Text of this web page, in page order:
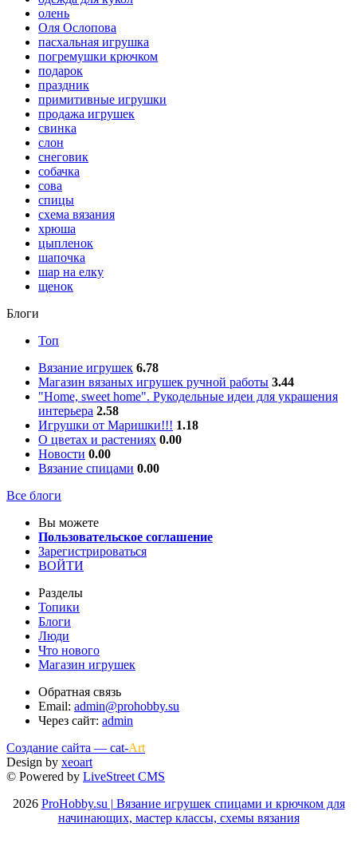
олень
Оля Ослопова
пасхальная игрушка
погремушки крючком
подарок
праздник
примитивные игрушки
продажа игрушек
свинка
слон
снеговик
собачка
сова
спицы
схема вязания
хрюша
цыпленок
шапочка
шар на елку
щенок
Блоги
Топ
Вязание игрушек 6.78
Магазин вязаных игрушек ручной работы 3.44
"Home, sweet home". Рукодельные идеи для украшения
интерьера 2.58
Игрушки от Маришки!!! 1.18
О цветах и растениях 0.00
Новости 0.00
Вязание спицами 0.00
Все блоги
Вы можете
Пользовательское соглашение
Зарегистрироваться
ВОЙТИ
Разделы
Топики
Блоги
Люди
Что нового
Магазин игрушек
Обратная связь
Email: admin@prohobby.su
Через сайт: admin
Создание сайта — cat-Art
Design by xeoart
© Powered by LiveStreet CMS
2026 ProHobby.su | Вязание игрушек спицами и крючком для
начинающих, мастер классы, схемы вязания